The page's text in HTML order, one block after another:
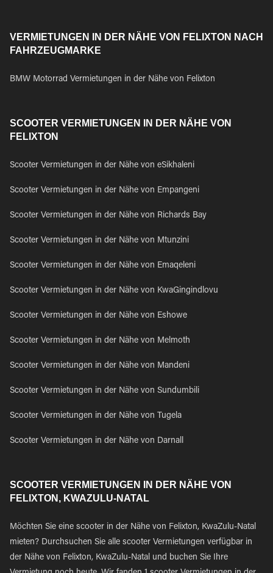
VERMIETUNGEN IN DER NÄHE VON FELIXTON NACH
FAHRZEUGMARKE
BMW Motorrad Vermietungen in der Nähe von Felixton
SCOOTER VERMIETUNGEN IN DER NÄHE VON
FELIXTON
Scooter Vermietungen in der Nähe von eSikhaleni
Scooter Vermietungen in der Nähe von Empangeni
Scooter Vermietungen in der Nähe von Richards Bay
Scooter Vermietungen in der Nähe von Mtunzini
Scooter Vermietungen in der Nähe von Emaqeleni
Scooter Vermietungen in der Nähe von KwaGingindlovu
Scooter Vermietungen in der Nähe von Eshowe
Scooter Vermietungen in der Nähe von Melmoth
Scooter Vermietungen in der Nähe von Mandeni
Scooter Vermietungen in der Nähe von Sundumbili
Scooter Vermietungen in der Nähe von Tugela
Scooter Vermietungen in der Nähe von Darnall
SCOOTER VERMIETUNGEN IN DER NÄHE VON
FELIXTON, KWAZULU-NATAL
Möchten Sie eine scooter in der Nähe von Felixton, KwaZulu-Natal
mieten? Durchsuchen Sie alle scooter Vermietungen verfügbar in
der Nähe von Felixton, KwaZulu-Natal und buchen Sie Ihre